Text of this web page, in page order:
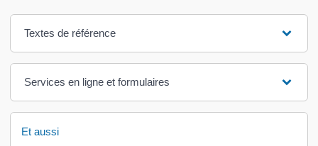
Textes de référence
Services en ligne et formulaires
Et aussi